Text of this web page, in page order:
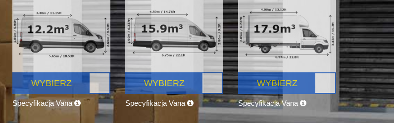
WYBIERZ
Specyfikacja Vana
WYBIERZ
Specyfikacja Vana
WYBIERZ
Specyfikacja Vana